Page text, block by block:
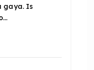
gaya. Is